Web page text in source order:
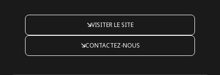
VISITER LE SITE
CONTACTEZ-NOUS